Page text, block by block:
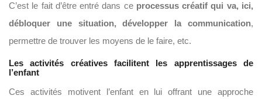
C’est le fait d’être entré dans ce processus créatif qui va, ici,
débloquer une situation, développer la communication,
permettre de trouver les moyens de le faire, etc.
Les activités créatives facilitent les apprentissages de
l’enfant
Ces activités motivent l’enfant en lui offrant une approche